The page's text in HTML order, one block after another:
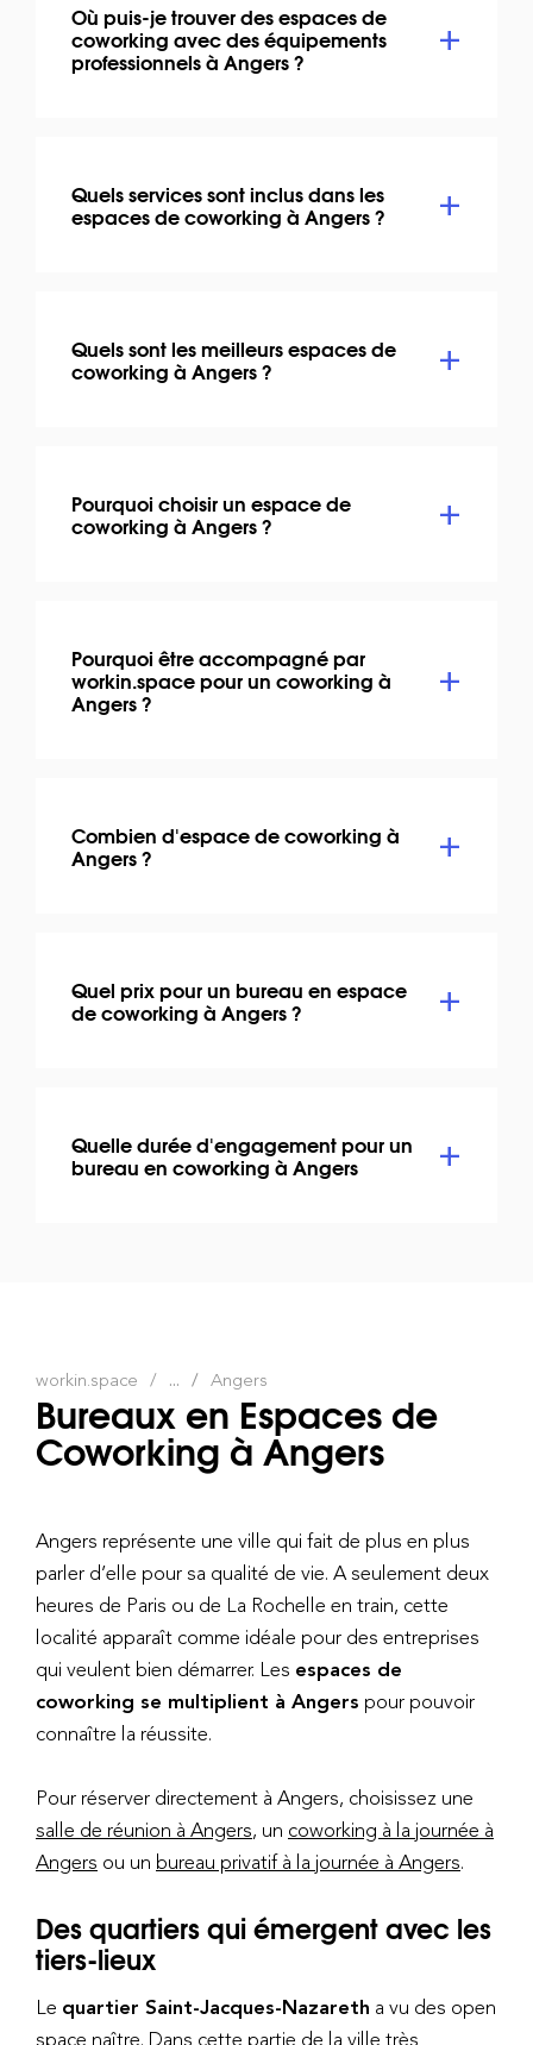
Où puis-je trouver des espaces de
coworking avec des équipements
professionnels à Angers ?
Quels services sont inclus dans les
espaces de coworking à Angers ?
Quels sont les meilleurs espaces de
coworking à Angers ?
Pourquoi choisir un espace de
coworking à Angers ?
Pourquoi être accompagné par
workin.space pour un coworking à
Angers ?
Combien d'espace de coworking à
Angers ?
Quel prix pour un bureau en espace
de coworking à Angers ?
Quelle durée d'engagement pour un
bureau en coworking à Angers
workin.space ... Angers
Bureaux en Espaces de
Coworking à Angers
Angers représente une ville qui fait de plus en plus
parler d’elle pour sa qualité de vie. A seulement deux
heures de Paris ou de La Rochelle en train, cette
localité apparaît comme idéale pour des entreprises
qui veulent bien démarrer. Les espaces de
coworking se multiplient à Angers pour pouvoir
connaître la réussite.
Pour réserver directement à Angers, choisissez une
salle de réunion à Angers, un coworking à la journée à
Angers ou un bureau privatif à la journée à Angers.
Des quartiers qui émergent avec les
tiers-lieux
Le quartier Saint-Jacques-Nazareth a vu des open
space naître. Dans cette partie de la ville très